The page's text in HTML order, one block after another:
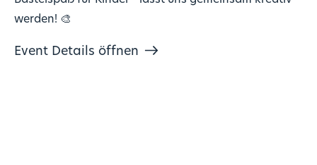
werden! 🎨
Event Details öffnen